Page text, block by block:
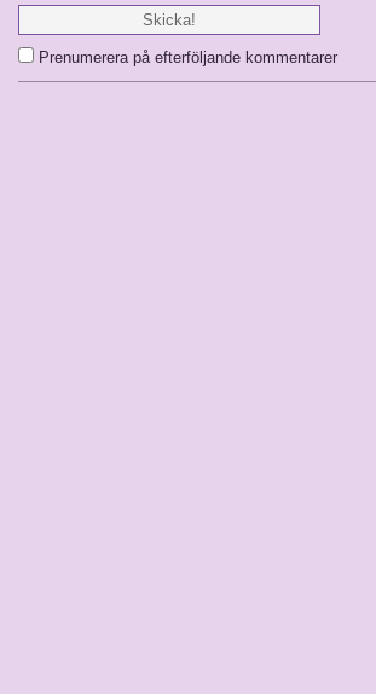
Prenumerera på efterföljande kommentarer